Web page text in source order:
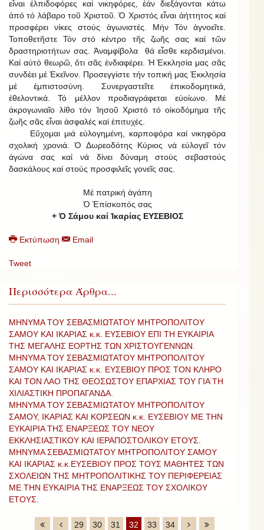
εἶναι ἐλπιδοφόρες καί νικηφόρες, ἐάν διεξάγονται κάτω
ἀπό τό λάβαρο τοῦ Χριστοῦ. Ὁ Χριστός εἶναι ἀήττητος καί
προσφέρει νίκες στούς ἀγωνιστές. Μήν Τόν ἀγνοεῖτε.
Τοποθετῆστε Τόν στό κέντρο τῆς ζωῆς σας καί τῶν
δραστηριοτήτων σας. Ἀναμφίβολα θά εἶσθε κερδισμένοι.
Καί αὐτό θεωρῶ, ὅτι σᾶς ἐνδιαφέρει. Ἡ Ἐκκλησία μας σᾶς
συνδέει μέ Ἐκεῖνον. Προσεγγίστε τήν τοπική μας Ἐκκλησία
μέ ἐμπιστοσύνη. Συνεργαστεῖτε ἐπικοδομητικά,
ἐθελοντικά. Τό μέλλον προδιαγράφεται εὐοίωνο. Μέ
ἀκρογωνιαῖο λίθο τόν Ἰησοῦ Χριστό τό οἰκοδόμημα τῆς
ζωῆς σᾶς εἶναι ἀσφαλές καί ἐπιτυχές.
Εὔχομαι μιά εὐλογημένη, καρποφόρα καί νικηφόρα
σχολική χρονιά. Ὁ Δωρεοδότης Κύριος νά εὐλογεῖ τόν
ἀγώνα σας καί νά δίνει δύναμη στούς σεβαστούς
δασκάλους καί στούς προσφιλεῖς γονεῖς σας.
Μέ πατρική ἀγάπη
Ὁ Ἐπίσκοπός σας
+ Ὁ Σάμου καί Ἰκαρίας ΕΥΣΕΒΙΟΣ
Εκτύπωση Email
Tweet
Περισσότερα Άρθρα...
ΜΗΝΥΜΑ ΤΟΥ ΣΕΒΑΣΜΙΩΤΑΤΟΥ ΜΗΤΡΟΠΟΛΙΤΟΥ
ΣΑΜΟΥ ΚΑΙ ΙΚΑΡΙΑΣ κ.κ. ΕΥΣΕΒΙΟΥ ΕΠΙ ΤΗ ΕΥΚΑΙΡΙΑ
ΤΗΣ ΜΕΓΑΛΗΣ ΕΟΡΤΗΣ ΤΩΝ ΧΡΙΣΤΟΥΓΕΝΝΩΝ.
ΜΗΝΥΜΑ ΤΟΥ ΣΕΒΑΣΜΙΩΤΑΤΟΥ ΜΗΤΡΟΠΟΛΙΤΟΥ
ΣΑΜΟΥ ΚΑΙ ΙΚΑΡΙΑΣ κ.κ. ΕΥΣΕΒΙΟΥ ΠΡΟΣ ΤΟΝ ΚΛΗΡΟ
ΚΑΙ ΤΟΝ ΛΑΟ ΤΗΣ ΘΕΟΣΩΣΤΟΥ ΕΠΑΡΧΙΑΣ ΤΟΥ ΓΙΑ ΤΗ
ΧΙΛΙΑΣΤΙΚΗ ΠΡΟΠΑΓΑΝΔΑ.
ΜΗΝΥΜΑ ΤΟΥ ΣΕΒΑΣΜΙΩΤΑΤΟΥ ΜΗΤΡΟΠΟΛΙΤΟΥ
ΣΑΜΟΥ, ΙΚΑΡΙΑΣ ΚΑΙ ΚΟΡΣΕΩΝ κ.κ. ΕΥΣΕΒΙΟΥ ΜΕ ΤΗΝ
ΕΥΚΑΙΡΙΑ ΤΗΣ ΕΝΑΡΞΕΩΣ ΤΟΥ ΝΕΟΥ
ΕΚΚΛΗΣΙΑΣΤΙΚΟΥ ΚΑΙ ΙΕΡΑΠΟΣΤΟΛΙΚΟΥ ΕΤΟΥΣ.
ΜΗΝΥΜΑ ΣΕΒΑΣΜΙΩΤΑΤΟΥ ΜΗΤΡΟΠΟΛΙΤΟΥ ΣΑΜΟΥ
ΚΑΙ ΙΚΑΡΙΑΣ κ.κ.ΕΥΣΕΒΙΟΥ ΠΡΟΣ ΤΟΥΣ ΜΑΘΗΤΕΣ ΤΩΝ
ΣΧΟΛΕΙΩΝ ΤΗΣ ΜΗΤΡΟΠΟΛΙΤΙΚΗΣ ΤΟΥ ΠΕΡΙΦΕΡΕΙΑΣ
ΜΕ ΤΗΝ ΕΥΚΑΙΡΙΑ ΤΗΣ ΕΝΑΡΞΕΩΣ ΤΟΥ ΣΧΟΛΙΚΟΥ
ΕΤΟΥΣ.
29 30 31 32 33 34